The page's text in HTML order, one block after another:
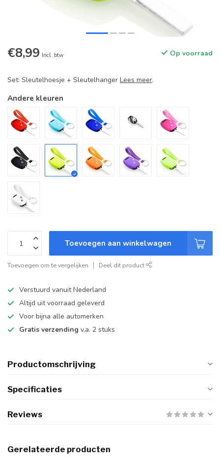
€8,99 Incl. btw Op voorraad
Set: Sleutelhoesje + Sleutelhanger Lees meer.
Andere kleuren
Toevoegen aan winkelwagen
Toevoegen om te vergelijken Deel dit product
Verstuurd vanuit Nederland
Altijd uit voorraad geleverd
Voor bijna alle automerken
Gratis verzending v.a. 2 stuks
Productomschrijving
Specificaties
Reviews
Gerelateerde producten